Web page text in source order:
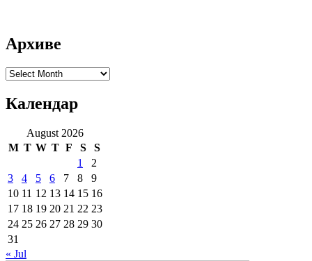
Архиве
Архиве
Календар
August 2026
M T W T F S
S
1
2
3
4 5 6 7 8
9
10 11 12 13 14 15 16
17 18 19 20 21 22 23
24 25 26 27 28 29 30
31
« Jul